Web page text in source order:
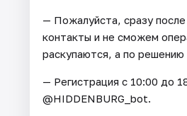
— Пожалуйста, сразу
контакты и не сможем
раскупаются, а по решению
— Регистрация с 10:00 до
@HIDDENBURG_bot.